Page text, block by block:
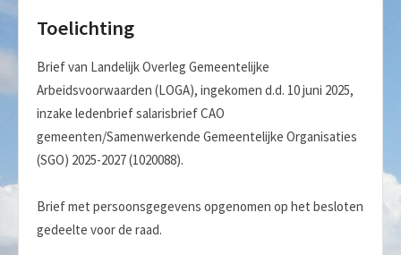
Toelichting
Brief van Landelijk Overleg Gemeentelijke
Arbeidsvoorwaarden (LOGA), ingekomen d.d. 10 juni 2025,
inzake ledenbrief salarisbrief CAO
gemeenten/Samenwerkende Gemeentelijke Organisaties
(SGO) 2025-2027 (1020088).
Brief met persoonsgegevens opgenomen op het besloten
gedeelte voor de raad.